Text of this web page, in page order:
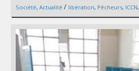
Société, Actualité / libération, Pêcheurs, ICCN,